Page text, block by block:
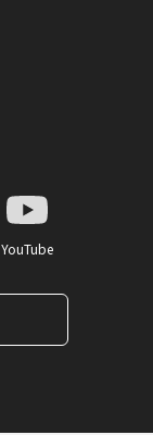
YouTube